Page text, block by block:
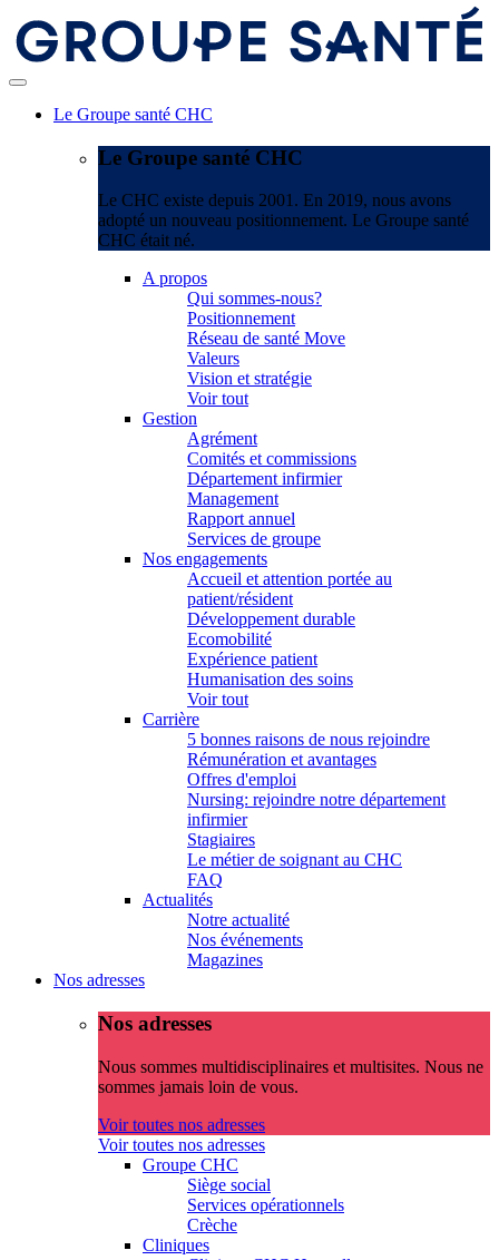
Le Groupe santé CHC
Le Groupe santé CHC
Le CHC existe depuis 2001. En 2019, nous avons
adopté un nouveau positionnement. Le Groupe santé
CHC était né.
A propos
Qui sommes-nous?
Positionnement
Réseau de santé Move
Valeurs
Vision et stratégie
Voir tout
Gestion
Agrément
Comités et commissions
Département infirmier
Management
Rapport annuel
Services de groupe
Nos engagements
Accueil et attention portée au
patient/résident
Développement durable
Ecomobilité
Expérience patient
Humanisation des soins
Voir tout
Carrière
5 bonnes raisons de nous rejoindre
Rémunération et avantages
Offres d'emploi
Nursing: rejoindre notre département
infirmier
Stagiaires
Le métier de soignant au CHC
FAQ
Actualités
Notre actualité
Nos événements
Magazines
Nos adresses
Nos adresses
Nous sommes multidisciplinaires et multisites. Nous ne
sommes jamais loin de vous.
Voir toutes nos adresses
Voir toutes nos adresses
Groupe CHC
Siège social
Services opérationnels
Crèche
Cliniques